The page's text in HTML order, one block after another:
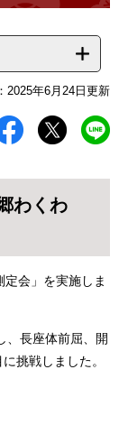
2025年6月24日更新
わくわ
会」を実施しま
、長座体前屈、開
挑戦しました。